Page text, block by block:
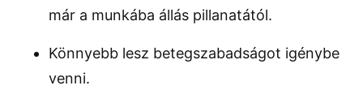
már a munkába állás pillanatától.
Könnyebb lesz betegszabadságot igénybe
venni.